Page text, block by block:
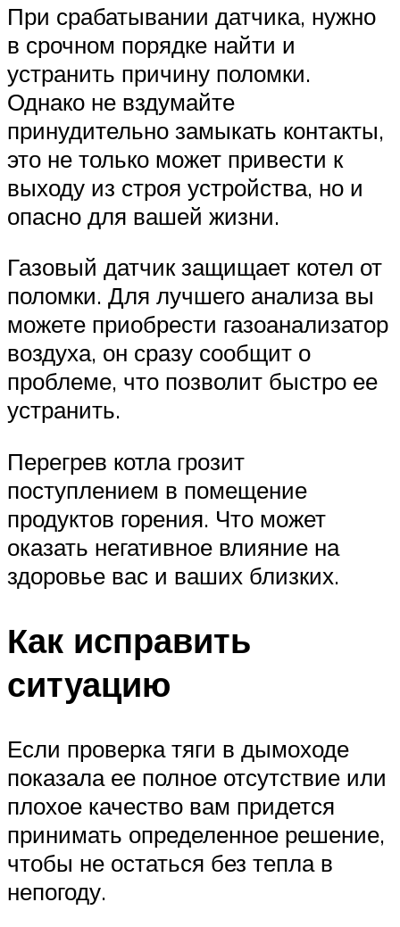
При срабатывании датчика, нужно
в срочном порядке найти и
устранить причину поломки.
Однако не вздумайте
принудительно замыкать контакты,
это не только может привести к
выходу из строя устройства, но и
опасно для вашей жизни.
Газовый датчик защищает котел от
поломки. Для лучшего анализа вы
можете приобрести газоанализатор
воздуха, он сразу сообщит о
проблеме, что позволит быстро ее
устранить.
Перегрев котла грозит
поступлением в помещение
продуктов горения. Что может
оказать негативное влияние на
здоровье вас и ваших близких.
Как исправить
ситуацию
Если проверка тяги в дымоходе
показала ее полное отсутствие или
плохое качество вам придется
принимать определенное решение,
чтобы не остаться без тепла в
непогоду.